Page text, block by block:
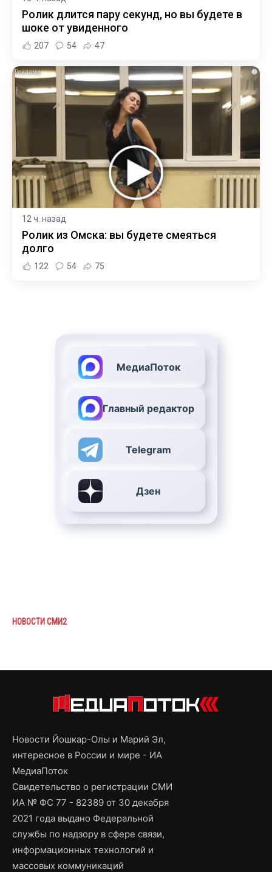
Ролик длится пару секунд, но вы будете в
шоке от увиденного
207 54 47
i
12 ч. назад
Ролик из Омска: вы будете смеяться
долго
122 54 75
МедиаПоток
Главный редактор
Telegram
Дзен
НОВОСТИ СМИ2
Новости Йошкар-Олы и Марий Эл,
интересное в России и мире - ИА
МедиаПоток
Свидетельство о регистрации СМИ
ИА № ФС 77 - 82389 от 30 декабря
2021 года выдано Федеральной
службы по надзору в сфере связи,
информационных технологий и
массовых коммуникаций